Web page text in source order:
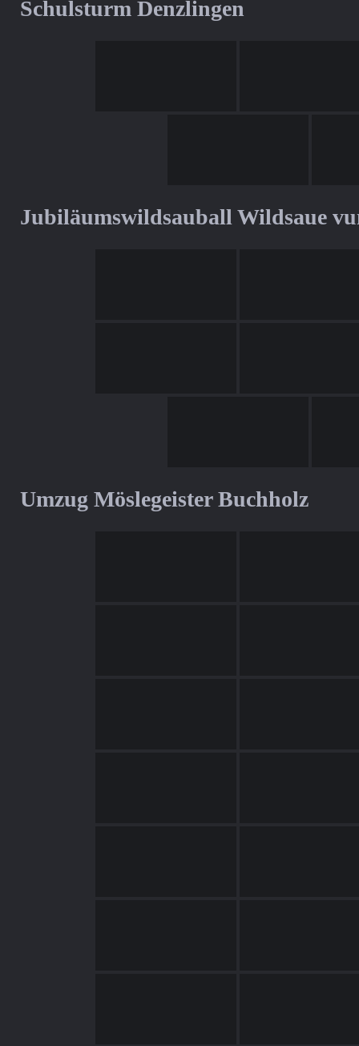
Schulsturm Denzlingen
Jubiläumswildsauball Wildsaue
Umzug Möslegeister Buchholz